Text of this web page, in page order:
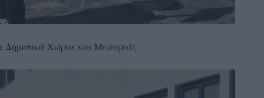
Χώρας και Μεσαριάς.